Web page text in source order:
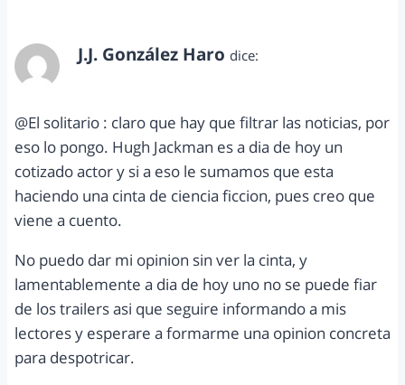
J.J. González Haro dice:
@El solitario : claro que hay que filtrar las noticias, por
eso lo pongo. Hugh Jackman es a dia de hoy un
cotizado actor y si a eso le sumamos que esta
haciendo una cinta de ciencia ficcion, pues creo que
viene a cuento.
No puedo dar mi opinion sin ver la cinta, y
lamentablemente a dia de hoy uno no se puede fiar
de los trailers asi que seguire informando a mis
lectores y esperare a formarme una opinion concreta
para despotricar.